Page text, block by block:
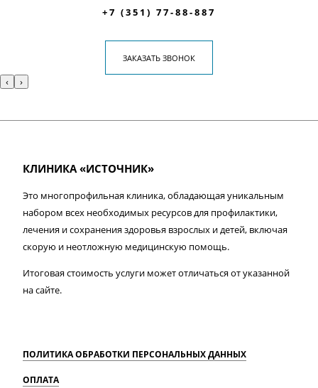
+7 (351) 77-88-887
ЗАКАЗАТЬ ЗВОНОК
‹ ›
КЛИНИКА «ИСТОЧНИК»
Это многопрофильная клиника, обладающая уникальным
набором всех необходимых ресурсов для профилактики,
лечения и сохранения здоровья взрослых и детей, включая
скорую и неотложную медицинскую помощь.
Итоговая стоимость услуги может отличаться от указанной
на сайте.
ПОЛИТИКА ОБРАБОТКИ ПЕРСОНАЛЬНЫХ ДАННЫХ
ОПЛАТА